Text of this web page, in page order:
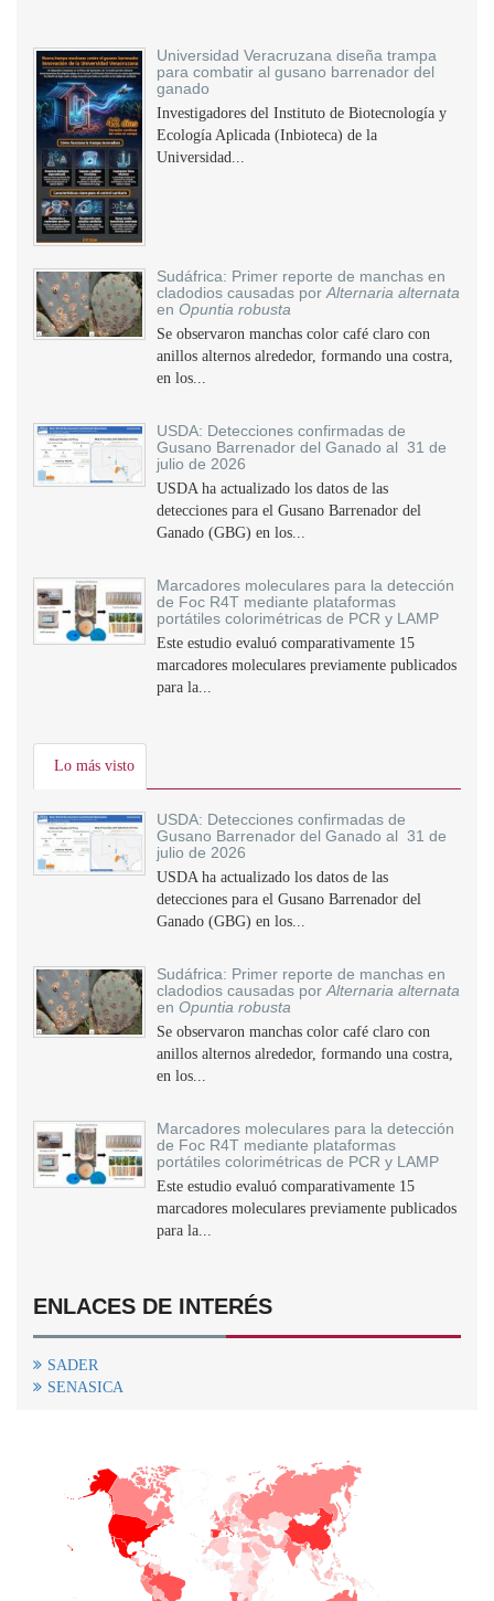
Universidad Veracruzana diseña trampa
para combatir al gusano barrenador del
ganado
Investigadores del Instituto de Biotecnología y
Ecología Aplicada (Inbioteca) de la
Universidad...
Sudáfrica: Primer reporte de manchas en
cladodios causadas por Alternaria alternata
en Opuntia robusta
Se observaron manchas color café claro con
anillos alternos alrededor, formando una costra,
en los...
USDA: Detecciones confirmadas de
Gusano Barrenador del Ganado al 31 de
julio de 2026
USDA ha actualizado los datos de las
detecciones para el Gusano Barrenador del
Ganado (GBG) en los...
Marcadores moleculares para la detección
de Foc R4T mediante plataformas
portátiles colorimétricas de PCR y LAMP
Este estudio evaluó comparativamente 15
marcadores moleculares previamente publicados
para la...
Lo más visto
USDA: Detecciones confirmadas de
Gusano Barrenador del Ganado al 31 de
julio de 2026
USDA ha actualizado los datos de las
detecciones para el Gusano Barrenador del
Ganado (GBG) en los...
Sudáfrica: Primer reporte de manchas en
cladodios causadas por Alternaria alternata
en Opuntia robusta
Se observaron manchas color café claro con
anillos alternos alrededor, formando una costra,
en los...
Marcadores moleculares para la detección
de Foc R4T mediante plataformas
portátiles colorimétricas de PCR y LAMP
Este estudio evaluó comparativamente 15
marcadores moleculares previamente publicados
para la...
ENLACES DE INTERÉS
SADER
SENASICA